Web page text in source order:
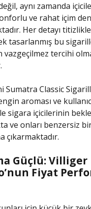
aynı zamanda
ve rahat içim
Her detayı titizlikle
tasarlanmış bu
vazgeçilmez tercihi
Sumatra Classic
aroması ve
sigara içicilerinin
ve onları benzersiz
çıkarmaktadır.
Güçlü: Villiger
Fiyat